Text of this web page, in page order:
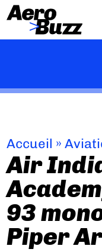
Accueil »
Air
93
Piper